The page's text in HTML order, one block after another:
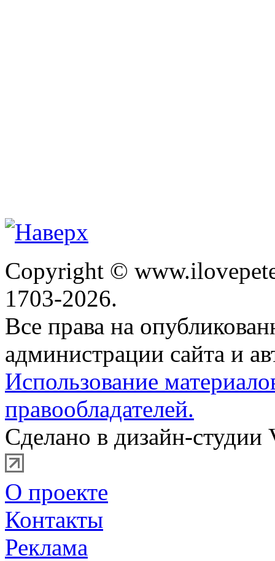
Copyright ©
1703-2026.
Все права на
администрации сайта и
Использование
правообладателей.
Сделано в дизайн-студии
О проекте
Контакты
Реклама